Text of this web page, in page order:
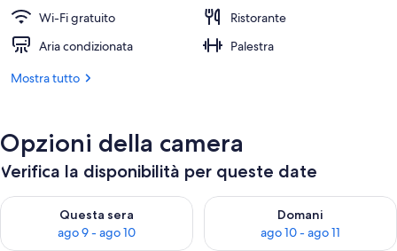
Wi-Fi gratuito
Ristorante
Aria condizionata
Palestra
Mostra tutto
Opzioni della camera
Verifica la disponibilità per queste date
Questa sera
ago 9 - ago 10
Verifica la disponibilità per questa sera, ago 9 - ago 10
Domani
ago 10 - ago 11
Verifica la disponibilità per